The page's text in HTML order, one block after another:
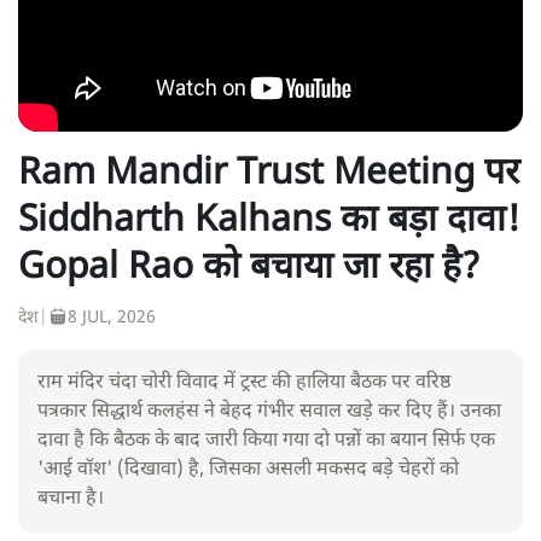
Ram Mandir Trust Meeting पर
Siddharth Kalhans का बड़ा दावा!
Gopal Rao को बचाया जा रहा है?
देश 8 JUL, 2026
राम मंदिर चंदा चोरी विवाद में ट्रस्ट की हालिया बैठक पर वरिष्ठ
पत्रकार सिद्धार्थ कलहंस ने बेहद गंभीर सवाल खड़े कर दिए हैं। उनका
दावा है कि बैठक के बाद जारी किया गया दो पन्नों का बयान सिर्फ एक
'आई वॉश' (दिखावा) है, जिसका असली मकसद बड़े चेहरों को
बचाना है।